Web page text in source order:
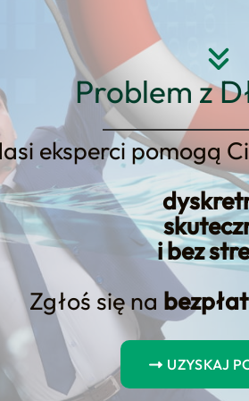
Problem z
eksperci pomogą
i bez
Zgłoś się na
UZYSKAJ
Strona główna O nas
co
konkretnej oferty
realne scenariusze